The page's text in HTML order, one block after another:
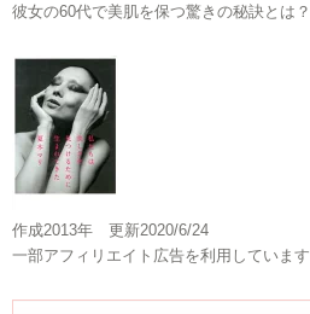
彼女の60代で美肌を保つ驚きの秘訣とは？
作成2013年 更新2020/6/24
一部アフィリエイト広告を利用しています